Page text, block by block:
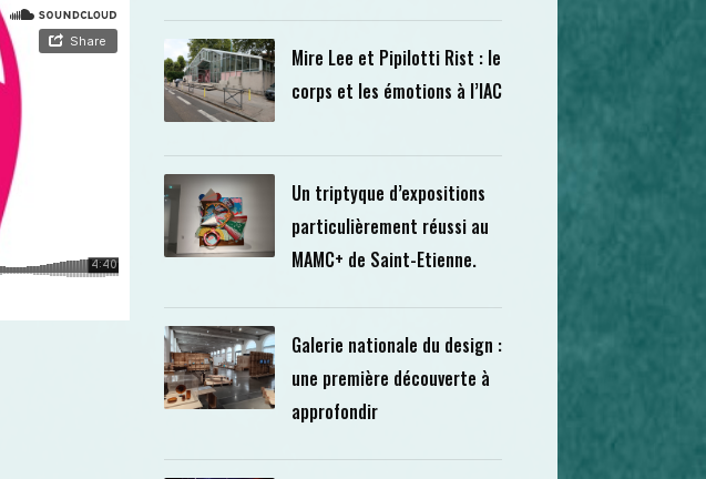
Mire Lee et Pipilotti Rist : le
corps et les émotions à l’IAC
Un triptyque d’expositions
particulièrement réussi au
MAMC+ de Saint-Etienne.
Galerie nationale du design :
une première découverte à
approfondir